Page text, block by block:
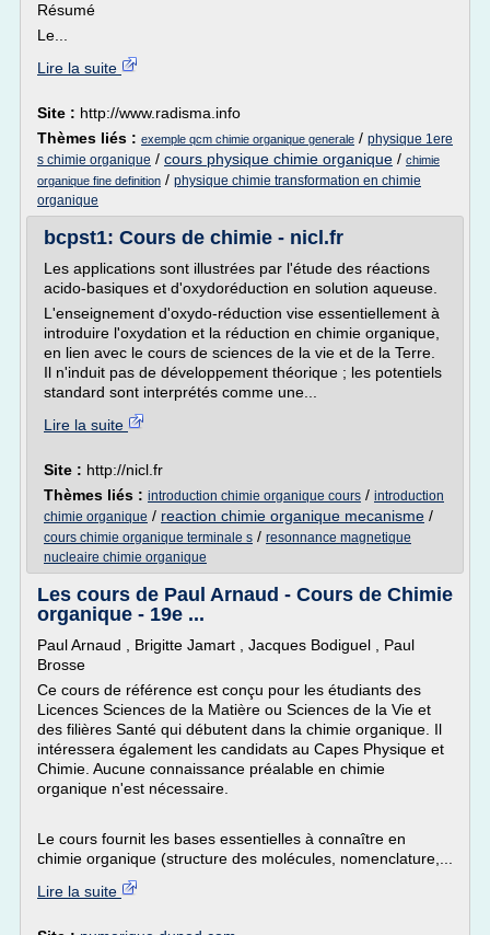
Résumé
Le...
Lire la suite
Site : http://www.radisma.info
Thèmes liés : exemple qcm chimie organique generale / physique 1ere
s chimie organique / cours physique chimie organique / chimie
organique fine definition / physique chimie transformation en chimie
organique
bcpst1: Cours de chimie - nicl.fr
Les applications sont illustrées par l'étude des réactions
acido-basiques et d'oxydoréduction en solution aqueuse.
L'enseignement d'oxydo-réduction vise essentiellement à
introduire l'oxydation et la réduction en chimie organique,
en lien avec le cours de sciences de la vie et de la Terre.
Il n'induit pas de développement théorique ; les potentiels
standard sont interprétés comme une...
Lire la suite
Site : http://nicl.fr
Thèmes liés : introduction chimie organique cours / introduction
chimie organique / reaction chimie organique mecanisme /
cours chimie organique terminale s / resonnance magnetique
nucleaire chimie organique
Les cours de Paul Arnaud - Cours de Chimie
organique - 19e ...
Paul Arnaud , Brigitte Jamart , Jacques Bodiguel , Paul
Brosse
Ce cours de référence est conçu pour les étudiants des
Licences Sciences de la Matière ou Sciences de la Vie et
des filières Santé qui débutent dans la chimie organique. Il
intéressera également les candidats au Capes Physique et
Chimie. Aucune connaissance préalable en chimie
organique n'est nécessaire.
Le cours fournit les bases essentielles à connaître en
chimie organique (structure des molécules, nomenclature,...
Lire la suite